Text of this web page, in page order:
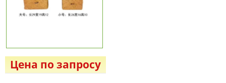
Цена по запросу